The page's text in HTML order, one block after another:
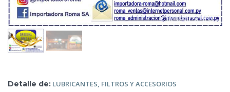
Detalle de: LUBRICANTES, FILTROS YACCESORIOS